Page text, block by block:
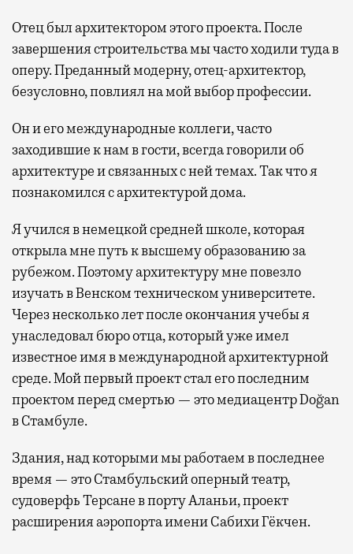
Отец был архитектором этого проекта. После
завершения строительства мы часто ходили туда в
оперу. Преданный модерну, отец-архитектор,
безусловно, повлиял на мой выбор профессии.
Он и его международные коллеги, часто
заходившие к нам в гости, всегда говорили об
архитектуре и связанных с ней темах. Так что я
познакомился с архитектурой дома.
Я учился в немецкой средней школе, которая
открыла мне путь к высшему образованию за
рубежом. Поэтому архитектуру мне повезло
изучать в Венском техническом университете.
Через несколько лет после окончания учебы я
унаследовал бюро отца, который уже имел
известное имя в международной архитектурной
среде. Мой первый проект стал его последним
проектом перед смертью — это медиацентр Doğan
в Стамбуле.
Здания, над которыми мы работаем в последнее
время — это Стамбульский оперный театр,
судоверфь Терсане в порту Аланьи, проект
расширения аэропорта имени Сабихи Гёкчен.